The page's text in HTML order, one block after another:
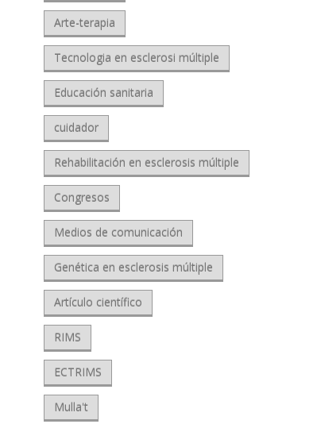
Arte-terapia
Tecnologia en esclerosi múltiple
Educación sanitaria
cuidador
Rehabilitación en esclerosis múltiple
Congresos
Medios de comunicación
Genética en esclerosis múltiple
Artículo científico
RIMS
ECTRIMS
Mulla't